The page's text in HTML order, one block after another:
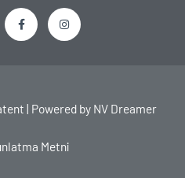
F
o
f
I
r
| Powered by NV Dreamer
Metni